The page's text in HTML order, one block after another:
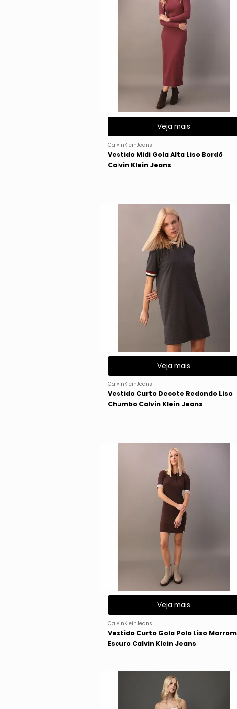
Veja mais
CalvinKleinJeans
Vestido Midi Gola Alta Liso Bordô
Calvin Klein Jeans
Veja mais
CalvinKleinJeans
Vestido Curto Decote Redondo Liso
Chumbo Calvin Klein Jeans
Veja mais
CalvinKleinJeans
Vestido Curto Gola Polo Liso Marrom
Escuro Calvin Klein Jeans